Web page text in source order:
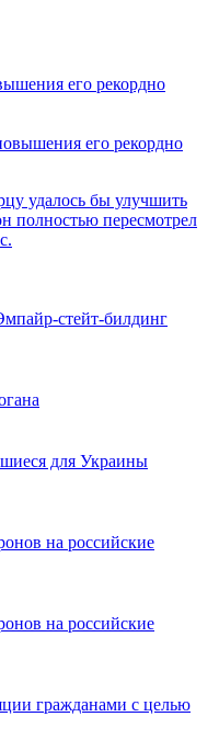
его рекордно
удалось бы улучшить
полностью пересмотрел
стейт-билдинг
для Украины
на российские
на российские
гражданами с целью